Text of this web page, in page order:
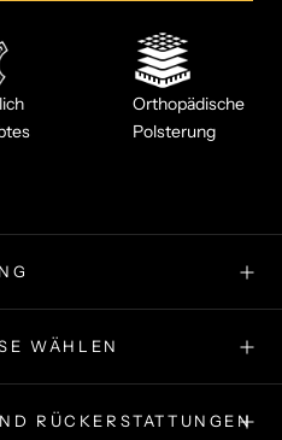
Orthopädische
Polsterung
WÄHLEN
RÜCKERSTATTUNGEN